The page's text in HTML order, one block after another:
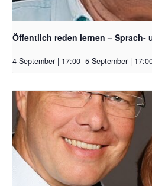
Öffentlich reden lernen – Sprach-
4 September | 17:00 -5 September |